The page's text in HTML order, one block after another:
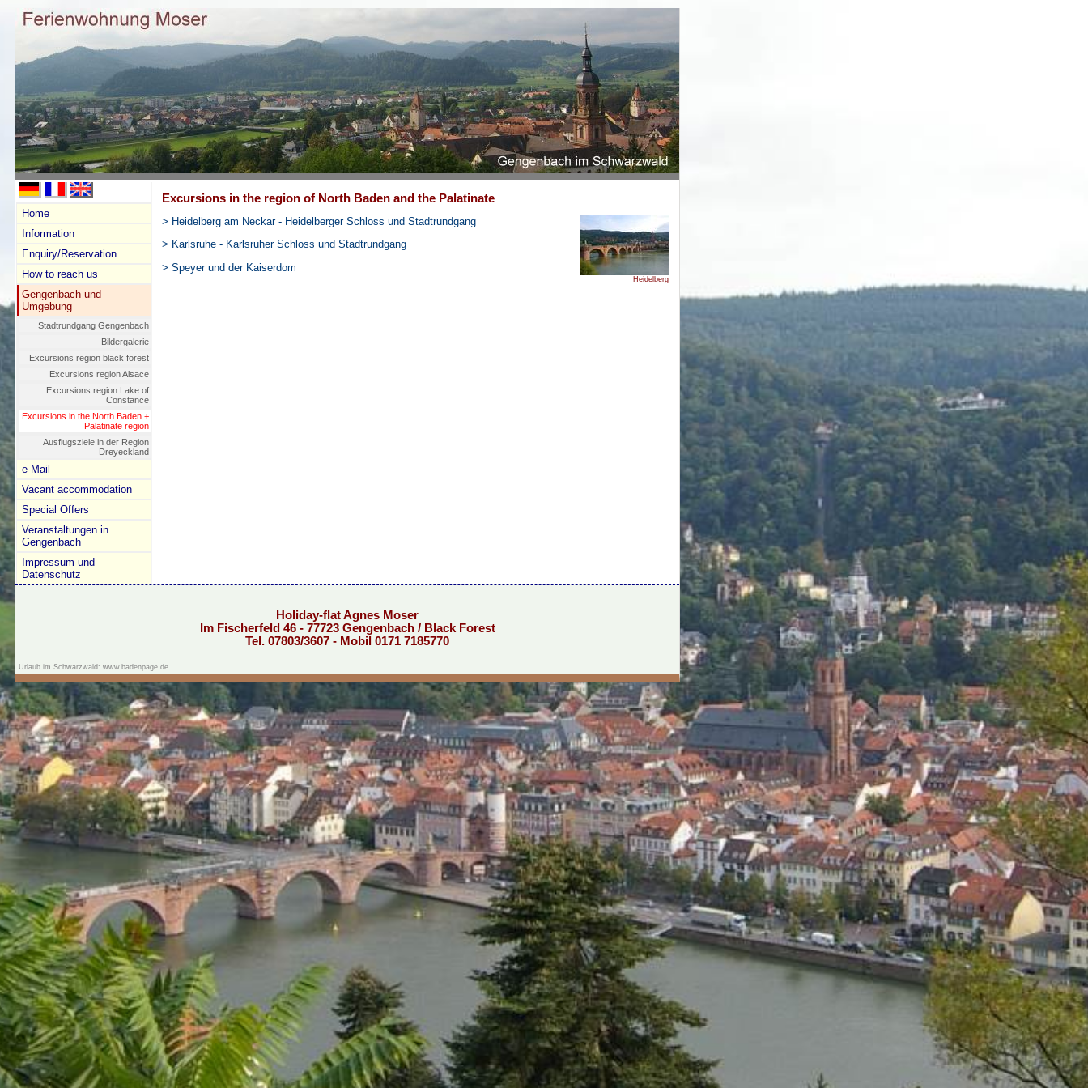
Home
Information
Enquiry/Reservation
How to reach us
Gengenbach und
Umgebung
Stadtrundgang Gengenbach
Bildergalerie
Excursions region black forest
Excursions region Alsace
Excursions region Lake of
Constance
Excursions in the North Baden +
Palatinate region
Ausflugsziele in der Region
Dreyeckland
e-Mail
Vacant accommodation
Special Offers
Veranstaltungen in
Gengenbach
Impressum und
Datenschutz
Excursions in the region of North Baden and the Palatinate
Heidelberg
> Heidelberg am Neckar - Heidelberger Schloss und Stadtrundgang
> Karlsruhe - Karlsruher Schloss und Stadtrundgang
> Speyer und der Kaiserdom
Holiday-flat Agnes Moser
Im Fischerfeld 46 - 77723 Gengenbach / Black Forest
Tel. 07803/3607 - Mobil 0171 7185770
Urlaub im Schwarzwald: www.badenpage.de